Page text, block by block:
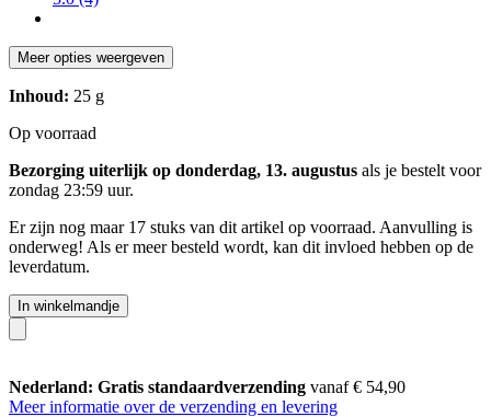
Meer opties weergeven
Inhoud: 25 g
Op voorraad
Bezorging uiterlijk op donderdag, 13. augustus als je bestelt voor
zondag 23:59 uur.
Er zijn nog maar 17 stuks van dit artikel op voorraad. Aanvulling is
onderweg! Als er meer besteld wordt, kan dit invloed hebben op de
leverdatum.
In winkelmandje
Nederland: Gratis standaardverzending vanaf € 54,90
Meer informatie over de verzending en levering